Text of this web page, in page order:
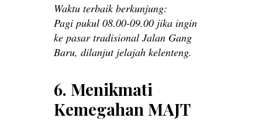
Waktu terbaik berkunjung:
Pagi pukul 08.00-09.00 jika ingin
ke pasar tradisional Jalan Gang
Baru, dilanjut jelajah kelenteng.
6. Menikmati
Kemegahan MAJT